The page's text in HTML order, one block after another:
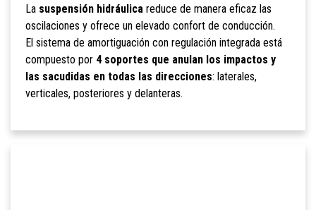
La suspensión hidráulicareduce de manera eficaz las
oscilaciones y ofrece un elevado confort de conducción.
El sistema de amortiguación con regulación integrada está
compuesto por 4 soportes que anulan los impactos y
las sacudidas en todas las direcciones: laterales,
verticales, posteriores y delanteras.